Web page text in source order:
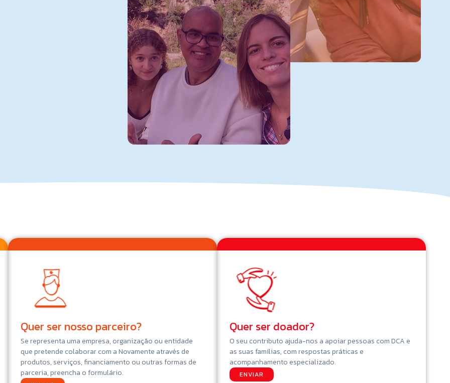
Quer ser nosso parceiro?
Se representa uma empresa, organização ou entidade
que pretende colaborar com a Novamente através de
produtos, serviços, financiamento ou outras formas de
parceria, preencha o formulário.
Quer ser doador?
O seu contributo ajuda-nos a apoiar pessoas com DCA e
as suas famílias, com respostas práticas e
acompanhamento especializado.
ENVIAR